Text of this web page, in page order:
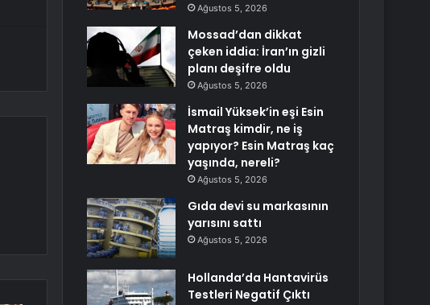
Ağustos 5, 2026
Mossad’dan dikkat
çeken iddia: İran’ın gizli
planı deşifre oldu
Ağustos 5, 2026
İsmail Yüksek’in eşi Esin
Matraş kimdir, ne iş
yapıyor? Esin Matraş kaç
yaşında, nereli?
Ağustos 5, 2026
Gıda devi su markasının
yarısını sattı
Ağustos 5, 2026
Hollanda’da Hantavirüs
Testleri Negatif Çıktı